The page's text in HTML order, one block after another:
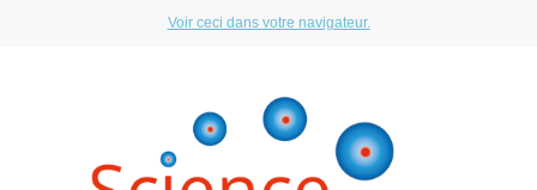
Voir ceci dans votre navigateur.